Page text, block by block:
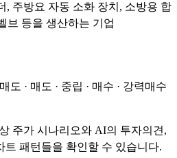
, 주방요 자동 소화 장치, 소방용 합
브 등을 생산하는 기업
도 · 매도 · 중립 · 매수 · 강력매수
주가 시나리오와 AI의 투자의견,
트 패턴들을 확인할 수 있습니다.